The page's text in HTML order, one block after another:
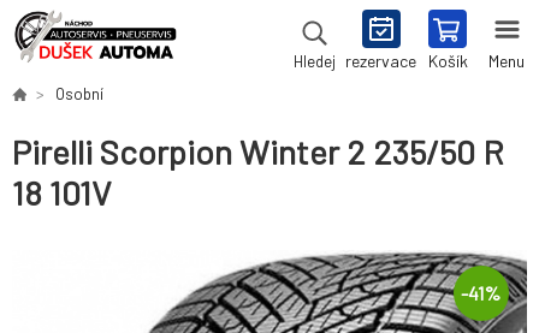
Hledej rezervace Košík Menu
Osobní
Pirelli Scorpion Winter 2 235/50 R
18 101V
-41%